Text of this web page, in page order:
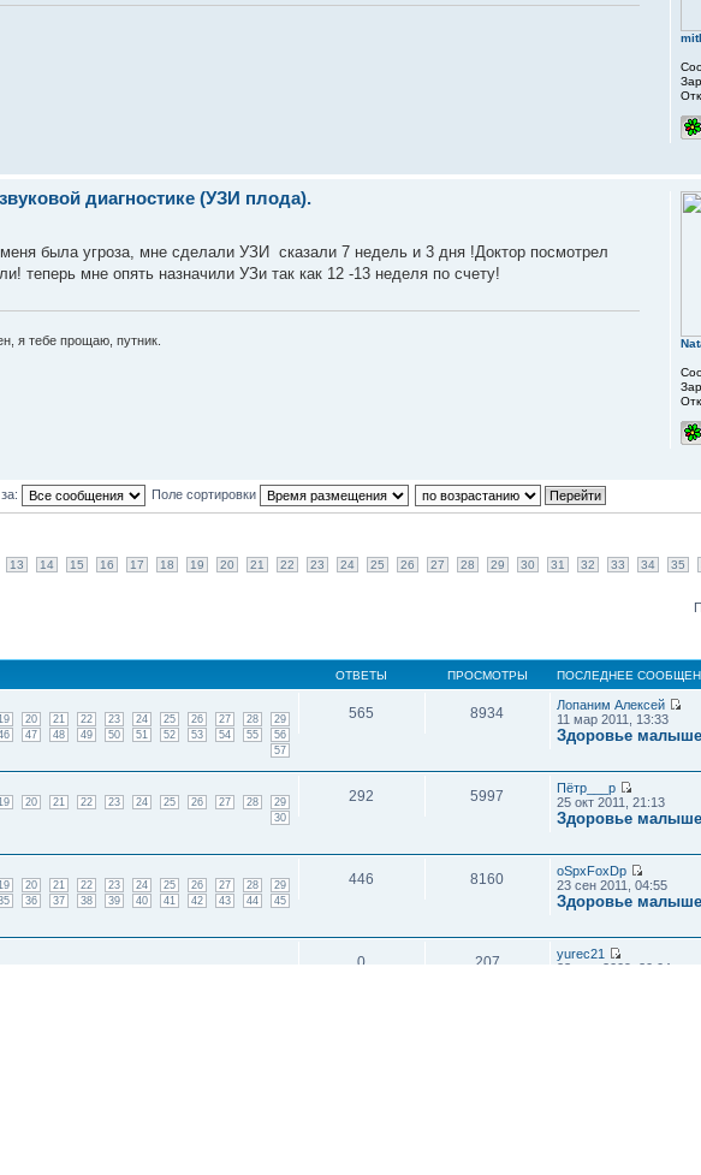
диагностике (УЗИ плода).
была угроза, мне сделали УЗИ сказали 7 недель и 3 дня !Доктор посмотрел
теперь мне опять назначили УЗи так как 12 -13 неделя по счету!
я тебе прощаю, путник.
Поле сортировки
13 14 15 16 17 18 19 20 21 22 23 24 25 26 27 28 29 30 31 32 33 34 35
ОТВЕТЫ ПРОСМОТРЫ ПОСЛЕДНЕЕ
19 20 21 22 23 24 25 26 27 28
29
47 48 49 50 51 52 53 54 55
56
57
565 8934
Лопаним Алексей
11 мар 2011, 13:33
Здоровье
19 20 21 22 23 24 25 26 27 28
29
30
292 5997
Пётр___p
25 окт 2011, 21:13
Здоровье
19 20 21 22 23 24 25 26 27 28
29
36 37 38 39 40 41 42 43 44 45
446 8160
oSpxFoxDp
23 сен 2011, 04:55
Здоровье
0 207
yurec21
23 июн 2009, 20:04